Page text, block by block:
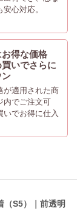
心対応。
得な価格
いでさらに
ン
が適用された商
内でご注文可
いでお得に仕入
（S5）｜前透明